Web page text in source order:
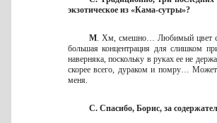
экзотическое из «Кама-сутры»?
М. Хм, смешно… Любимый цвет
большая концентрация для слишком
наверняка, поскольку в руках ее не
скорее всего, дураком и помру…
меня.
С. Спасибо, Борис, за